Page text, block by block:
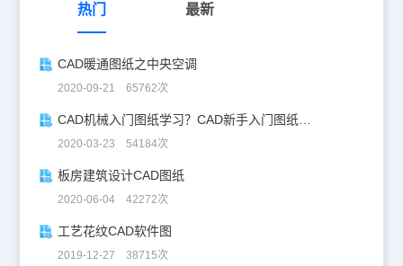
热门 最新
CAD暖通图纸之中央空调
2020-09-21 65762次
CAD机械入门图纸学习？CAD新手入门图纸练习
2020-03-23 54184次
板房建筑设计CAD图纸
2020-06-04 42272次
工艺花纹CAD软件图
2019-12-27 38715次